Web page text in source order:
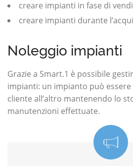
creare impianti in fase di
creare impianti durante
Noleggio impianti
Grazie a Smart.1 è possibile
impianti: un impianto può
cliente all’altro mantenendo lo
manutenzioni effettuate.